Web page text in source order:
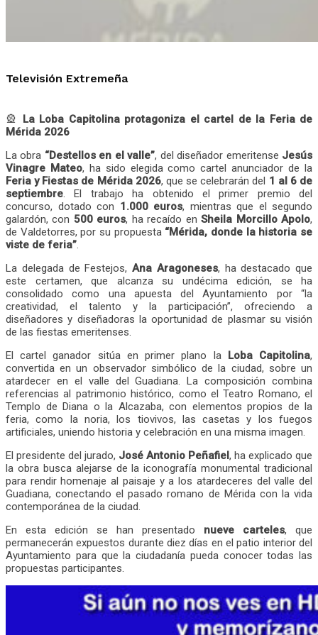
Televisión Extremeña
🎡 La Loba Capitolina protagoniza el cartel de la Feria de
Mérida 2026
La obra “Destellos en el valle”, del diseñador emeritense Jesús
Vinagre Mateo, ha sido elegida como cartel anunciador de la
Feria y Fiestas de Mérida 2026, que se celebrarán del 1 al 6 de
septiembre. El trabajo ha obtenido el primer premio del
concurso, dotado con 1.000 euros, mientras que el segundo
galardón, con 500 euros, ha recaído enSheila Morcillo Apolo,
de Valdetorres, por su propuesta “Mérida, donde la historia se
viste de feria”.
La delegada de Festejos, Ana Aragoneses, ha destacado que
este certamen, que alcanza su undécima edición, se ha
consolidado como una apuesta del Ayuntamiento por “la
creatividad, el talento y la participación”, ofreciendo a
diseñadores y diseñadoras la oportunidad de plasmar su visión
de las fiestas emeritenses.
El cartel ganador sitúa en primer plano la Loba Capitolina,
convertida en un observador simbólico de la ciudad, sobre un
atardecer en el valle del Guadiana. La composición combina
referencias al patrimonio histórico, como el Teatro Romano, el
Templo de Diana o la Alcazaba, con elementos propios de la
feria, como la noria, los tiovivos, las casetas y los fuegos
artificiales, uniendo historia y celebración en una misma imagen.
El presidente del jurado, José Antonio Peñafiel, ha explicado que
la obra busca alejarse de la iconografía monumental tradicional
para rendir homenaje al paisaje y a los atardeceres del valle del
Guadiana, conectando el pasado romano de Mérida con la vida
contemporánea de la ciudad.
En esta edición se han presentado nueve carteles, que
permanecerán expuestos durante diez días en el patio interior del
Ayuntamiento para que la ciudadanía pueda conocer todas las
propuestas participantes.